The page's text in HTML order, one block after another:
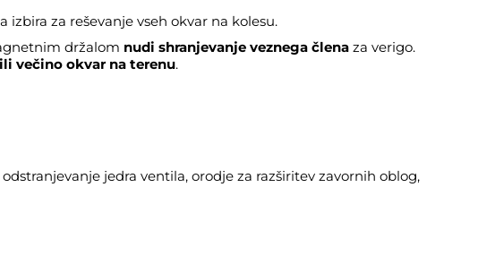
izbira za reševanje vseh okvar na kolesu.
držalom nudi shranjevanje veznega členaza verigo.
večino okvar na terenu.
jedra ventila, orodje za razširitev zavornih oblog,